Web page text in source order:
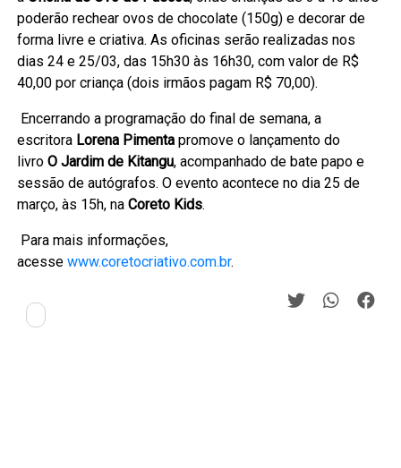
poderão rechear ovos de chocolate (150g) e decorar de
forma livre e criativa. As oficinas serão realizadas nos
dias 24 e 25/03, das 15h30 às 16h30, com valor de R$
40,00 por criança (dois irmãos pagam R$ 70,00).
Encerrando a programação do final de semana, a
escritora Lorena Pimenta promove o lançamento do
livroO Jardim de Kitangu, acompanhado de bate papo e
sessão de autógrafos. O evento acontece no dia 25 de
março, às 15h, naCoreto Kids.
Para mais informações,
acessewww.coretocriativo.com.br.